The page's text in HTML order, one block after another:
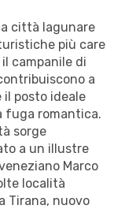
città lagunare
più care
campanile di
a
il posto ideale
fuga romantica.
sorge
a un illustre
Marco
località
Tirana, nuovo